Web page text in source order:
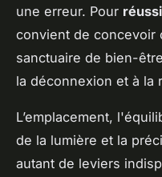
une erreur. Pour
convient de concevoir
sanctuaire de bien-
la déconnexion et à la
L’emplacement,
de la lumière et la
autant de leviers